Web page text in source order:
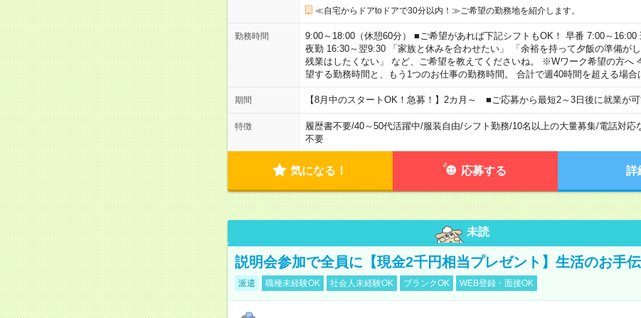
≪自宅からドアtoドアで30分以内！≫ご希望の勤務地を紹介します。
勤務時間
9:00～18:00（休憩60分） ■ご希望があれば下記シフトもOK！ 早番 7:00～16:00
夜勤 16:30～翌9:30 「家族と休みを合わせたい」 「余裕を持って夕飯の準備が
残業はしたくない」 など、ご希望を教えてくださいね。 ※Wワーク希望の方へ
望する勤務時間と、もう1つのお仕事の勤務時間。 合計で週40時間を超える場合
期間 【8月中のスタートOK！急募！】2カ月～ ■ご応募から最短2～3日後に就業が可
特徴 履歴書不要/40～50代活躍中/服装自由/シフト勤務/10名以上の大量募集/電話対応
不要
気になる！ 応募する 詳
未読
説明会参加で全員に【現金2千円相当プレゼント】生活のお手
派遣 職種未経験OK 社会人未経験OK ブランクOK WEB登録・面接OK